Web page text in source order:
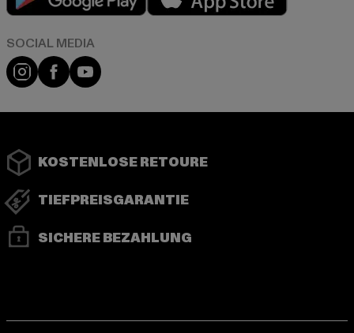
Instagram
FacebookYouTube
KOSTENLOSE RETOURE
TIEFPREISGARANTIE
SICHERE BEZAHLUNG